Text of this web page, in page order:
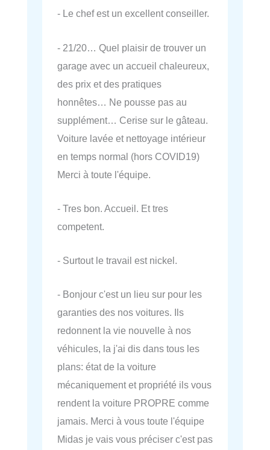
- Le chef est un excellent conseiller.
- 21/20… Quel plaisir de trouver un
garage avec un accueil chaleureux,
des prix et des pratiques
honnêtes… Ne pousse pas au
supplément… Cerise sur le gâteau.
Voiture lavée et nettoyage intérieur
en temps normal (hors COVID19)
Merci à toute l'équipe.
- Tres bon. Accueil. Et tres
competent.
- Surtout le travail est nickel.
- Bonjour c'est un lieu sur pour les
garanties des nos voitures. Ils
redonnent la vie nouvelle à nos
véhicules, la j'ai dis dans tous les
plans: état de la voiture
mécaniquement et propriété ils vous
rendent la voiture PROPRE comme
jamais. Merci à vous toute l'équipe
Midas je vais vous préciser c'est pas